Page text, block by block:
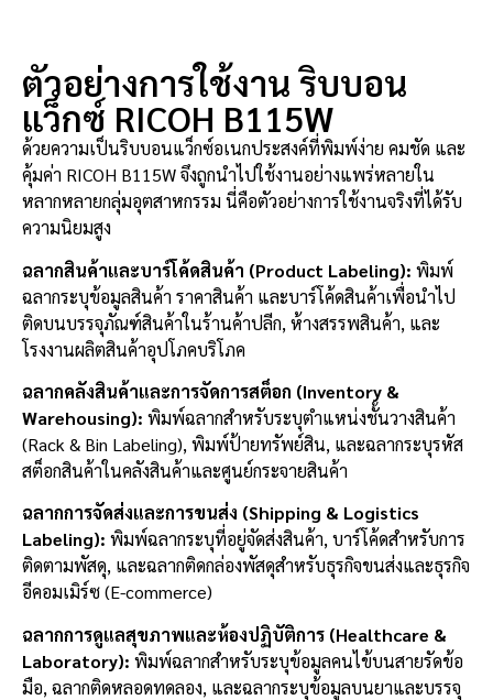
ตัวอย่างการใช้งาน ริบบอน
แว็กซ์ RICOH B115W
ด้วยความเป็นริบบอนแว็กซ์อเนกประสงค์ที่พิมพ์ง่าย คมชัด และ
คุ้มค่า RICOH B115W จึงถูกนำไปใช้งานอย่างแพร่หลายใน
หลากหลายกลุ่มอุตสาหกรรม นี่คือตัวอย่างการใช้งานจริงที่ได้รับ
ความนิยมสูง
ฉลากสินค้าและบาร์โค้ดสินค้า (Product Labeling): พิมพ์
ฉลากระบุข้อมูลสินค้า ราคาสินค้า และบาร์โค้ดสินค้าเพื่อนำไป
ติดบนบรรจุภัณฑ์สินค้าในร้านค้าปลีก, ห้างสรรพสินค้า, และ
โรงงานผลิตสินค้าอุปโภคบริโภค
ฉลากคลังสินค้าและการจัดการสต็อก (Inventory &
Warehousing): พิมพ์ฉลากสำหรับระบุตำแหน่งชั้นวางสินค้า
(Rack & Bin Labeling), พิมพ์ป้ายทรัพย์สิน, และฉลากระบุรหัส
สต็อกสินค้าในคลังสินค้าและศูนย์กระจายสินค้า
ฉลากการจัดส่งและการขนส่ง (Shipping & Logistics
Labeling): พิมพ์ฉลากระบุที่อยู่จัดส่งสินค้า, บาร์โค้ดสำหรับการ
ติดตามพัสดุ, และฉลากติดกล่องพัสดุสำหรับธุรกิจขนส่งและธุรกิจ
อีคอมเมิร์ซ (E-commerce)
ฉลากการดูแลสุขภาพและห้องปฏิบัติการ (Healthcare &
Laboratory): พิมพ์ฉลากสำหรับระบุข้อมูลคนไข้บนสายรัดข้อ
มือ, ฉลากติดหลอดทดลอง, และฉลากระบุข้อมูลบนยาและบรรจุ